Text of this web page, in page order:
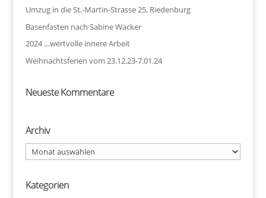
Umzug in die St.-Martin-Strasse 25, Riedenburg
Basenfasten nach Sabine Wacker
2024 …wertvolle innere Arbeit
Weihnachtsferien vom 23.12.23-7.01.24
Neueste Kommentare
Archiv
Archiv
Kategorien